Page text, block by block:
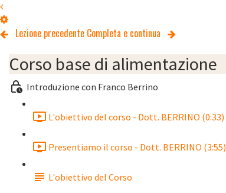
Lezione precedente Completa e continua
Corso base di alimentazione
Introduzione con Franco Berrino
L'obiettivo del corso - Dott. BERRINO (0:33)
Presentiamo il corso - Dott. BERRINO (3:55)
L'obiettivo del Corso